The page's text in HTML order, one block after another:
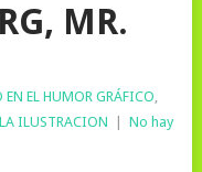
MR.
EL HUMOR GRÁFICO,
ILUSTRACION
No hay